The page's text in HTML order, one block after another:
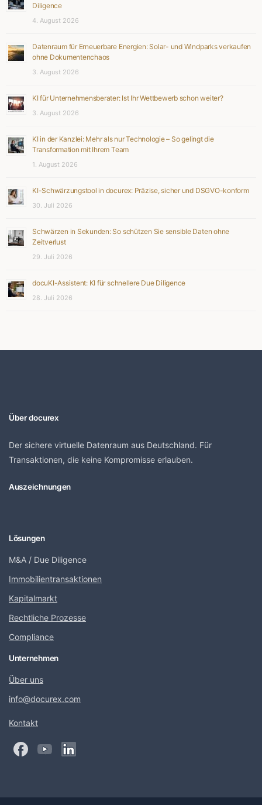
Diligence
4. August 2026
Datenraum für Erneuerbare Energien: Solar- und Windparks verkaufen
ohne Dokumentenchaos
3. August 2026
KI für Unternehmensberater: Ist Ihr Wettbewerb schon weiter?
3. August 2026
KI in der Kanzlei: Mehr als nur Technologie – So gelingt die
Transformation mit Ihrem Team
1. August 2026
KI-Schwärzungstool in docurex: Präzise, sicher und DSGVO-konform
30. Juli 2026
Schwärzen in Sekunden: So schützen Sie sensible Daten ohne
Zeitverlust
29. Juli 2026
docuKI-Assistent: KI für schnellere Due Diligence
28. Juli 2026
Über docurex
Der sichere virtuelle Datenraum aus Deutschland. Für
Transaktionen, die keine Kompromisse erlauben.
Auszeichnungen
Lösungen
M&A / Due Diligence
Immobilientransaktionen
Kapitalmarkt
Rechtliche Prozesse
Compliance
Unternehmen
Über uns
info@docurex.com
Kontakt